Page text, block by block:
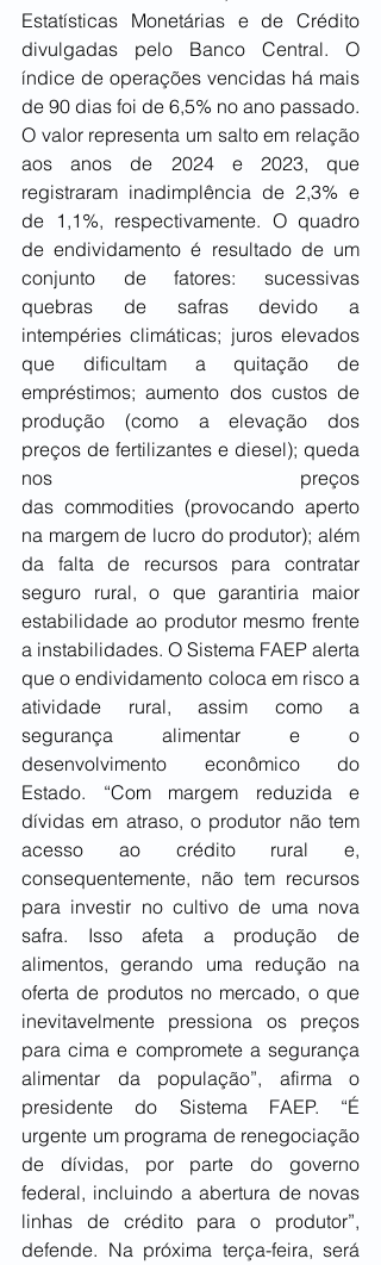
Estatísticas Monetárias e de Crédito
divulgadas pelo Banco Central. O
índice de operações vencidas há mais
de 90 dias foi de 6,5% no ano passado.
O valor representa um salto em relação
aos anos de 2024 e 2023, que
registraram inadimplência de 2,3% e
de 1,1%, respectivamente. O quadro
de endividamento é resultado de um
conjunto de fatores: sucessivas
quebras de safras devido a
intempéries climáticas; juros elevados
que dificultam a quitação de
empréstimos; aumento dos custos de
produção (como a elevação dos
preços de fertilizantes e diesel); queda
nos preços
das commodities (provocando aperto
na margem de lucro do produtor); além
da falta de recursos para contratar
seguro rural, o que garantiria maior
estabilidade ao produtor mesmo frente
a instabilidades. O Sistema FAEP alerta
que o endividamento coloca em risco a
atividade rural, assim como a
segurança alimentar e o
desenvolvimento econômico do
Estado. “Com margem reduzida e
dívidas em atraso, o produtor não tem
acesso ao crédito rural e,
consequentemente, não tem recursos
para investir no cultivo de uma nova
safra. Isso afeta a produção de
alimentos, gerando uma redução na
oferta de produtos no mercado, o que
inevitavelmente pressiona os preços
para cima e compromete a segurança
alimentar da população”, afirma o
presidente do Sistema FAEP. “É
urgente um programa de renegociação
de dívidas, por parte do governo
federal, incluindo a abertura de novas
linhas de crédito para o produtor”,
defende. Na próxima terça-feira, será